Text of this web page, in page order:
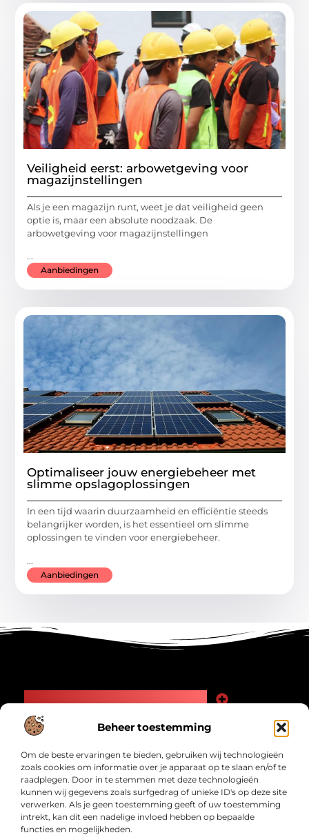
Beheer toestemming
Om de beste ervaringen te bieden, gebruiken wij technologieën
zoals cookies om informatie over je apparaat op te slaan en/of te
raadplegen. Door in te stemmen met deze technologieën
kunnen wij gegevens zoals surfgedrag of unieke ID's op deze site
verwerken. Als je geen toestemming geeft of uw toestemming
intrekt, kan dit een nadelige invloed hebben op bepaalde
functies en mogelijkheden.
Veiligheid eerst: arbowetgeving voor
magazijnstellingen
Als je een magazijn runt, weet je dat veiligheid geen
optie is, maar een absolute noodzaak. De
arbowetgeving voor magazijnstellingen
...
Aanbiedingen
Optimaliseer jouw energiebeheer met
slimme opslagoplossingen
In een tijd waarin duurzaamheid en efficiëntie steeds
belangrijker worden, is het essentieel om slimme
oplossingen te vinden voor energiebeheer.
...
Aanbiedingen
Bericht categorie